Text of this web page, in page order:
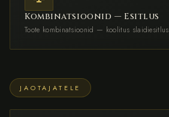
Kombinatsioonid — Esitlus
Toote kombinatsioonid — koolitus slaidiesitlus
JAOTAJATELE